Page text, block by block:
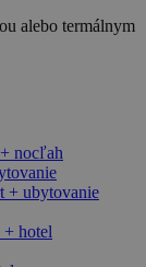
alebo termálnym
nocľah
+ ubytovanie
+ hotel